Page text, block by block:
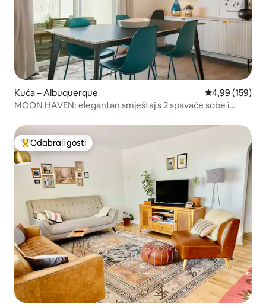
Kuća – Albuquerque Prosječna
4,99 (159)
MOON HAVEN: elegantan smještaj s 2 spavaće sobe i
Među najviše rangiranima s oznakom „Odabrali gosti”
Odabrali gosti